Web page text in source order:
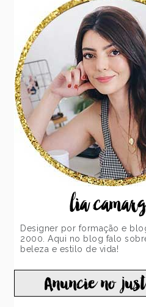
lia
Designer por formação e
2000. Aqui no blog falo
beleza e estilo de vida!
Anuncie no